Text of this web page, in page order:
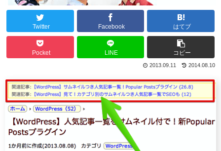
Twitter Facebook はてブ
Pocket LINE コピー
2014.08.10
2013.09.11